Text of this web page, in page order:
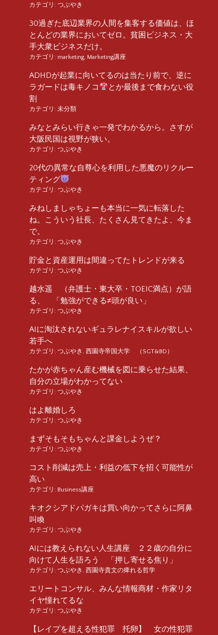
カテゴリ: つぶやき
30過ぎた底辺業界の人間を集客する価値は、ほ
とんどの業界においてゼロ。貧困ビジネス・大
手大衆ビジネスだけ。
カテゴリ: marketing Marketing講座
ADHDが起業に向いてるのは当たり前で、逆に
ラガードは毒キノコ
とか最後まで食わない役
割
カテゴリ: 未分類
みなとみらい行きゃ一発でわかるから。さすが
大阪民国は視野が狭い。
カテゴリ: つぶやき
20代の異常な自尊心を利用した悪魔のリクルー
ティング
カテゴリ: つぶやき
みねしましゃちょーも本当に一気に転落した
ね。こういう社長、たくさん見てきたよ、今ま
で。
カテゴリ: つぶやき
貯金と資産運用は間違ってたトレンドが来る
カテゴリ: つぶやき
越水遥 （弁護士・東大卒・TOEIC満点）が語
る、 「勉強ができる≠頭が良い」
カテゴリ: つぶやき
AIに淘汰されないギュラレナイスキルが欲しい
若手へ
カテゴリ: つぶやき 西園寺帝国大学 （SGT&BD）
たかが赤ちゃん産む機械を図に乗らせた結果、
自分の立場がわかってない
カテゴリ: つぶやき
はよ離婚しろ
カテゴリ: つぶやき
まずそもそもちゃんと課金しようぜ？
カテゴリ: つぶやき
コスト削減は売上・利益の低下を招く可能性が
高い
カテゴリ: Business講座
キオクシアドパガキは買い向かってさらに阿鼻
叫喚
カテゴリ: つぶやき
AIには教えられない人生講座 ２２歳の自分に
向けて人生を語ろう 「押し寄せる焦り」
カテゴリ: つぶやき 西園寺貴文の痺れる哲学
エリートコンサル、みんな情報商材・作家リタ
イヤ憧れてるな
カテゴリ: つぶやき
【レイプを超える性犯罪 托卵】 女の性犯罪